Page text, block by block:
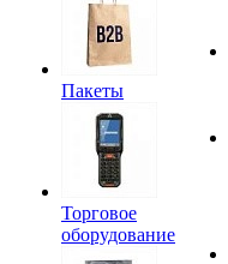
Пакеты
Торговое
оборудование